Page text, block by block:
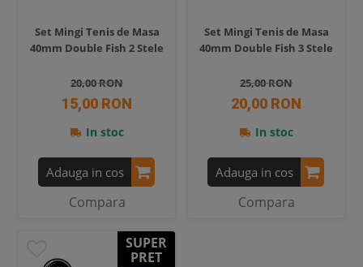
Set Mingi Tenis de Masa
40mm Double Fish 2 Stele
20,00 RON
15,00 RON
In stoc
Adauga in cos
Compara
Set Mingi Tenis de Masa
40mm Double Fish 3 Stele
25,00 RON
20,00 RON
In stoc
Adauga in cos
Compara
SUPER
PRET